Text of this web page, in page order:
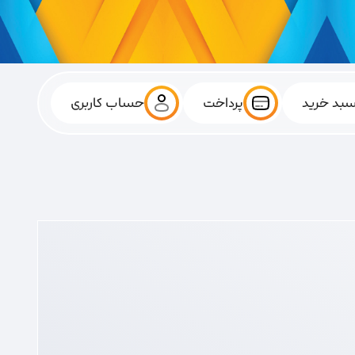
خرید پرداخت حساب کاربری